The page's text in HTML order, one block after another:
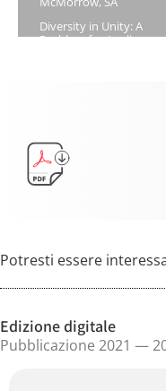
Potresti essere
Edizione digitale
Pubblicazione 2021 —